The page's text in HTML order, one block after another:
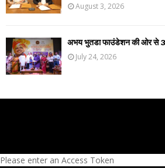
August 3, 2026
अभय भुतडा फाउंडेशन की ओर से
July 24, 2026
Please enter an Access Token